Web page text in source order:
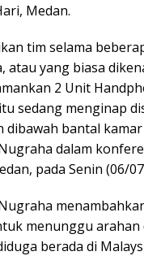
Medan.
tim selama
atau yang biasa
2 Unit
sedang menginap
dibawah bantal kamar
dalam
pada Senin (06/
menunggu arahan
berada di